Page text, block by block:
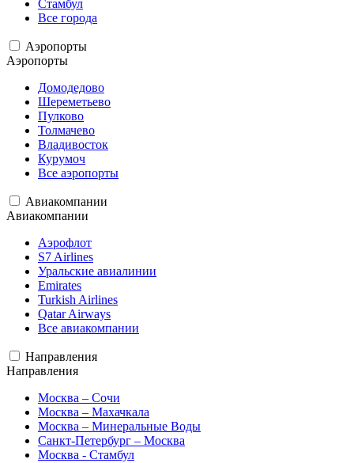
Стамбул
Все города
Аэропорты
Аэропорты
Домодедово
Шереметьево
Пулково
Толмачево
Владивосток
Курумоч
Все аэропорты
Авиакомпании
Авиакомпании
Аэрофлот
S7 Airlines
Уральские авиалинии
Emirates
Turkish Airlines
Qatar Airways
Все авиакомпании
Направления
Направления
Москва – Сочи
Москва – Махачкала
Москва – Минеральные Воды
Санкт-Петербург – Москва
Москва - Стамбул